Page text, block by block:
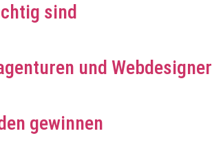
sind
und Webdesigner
gewinnen